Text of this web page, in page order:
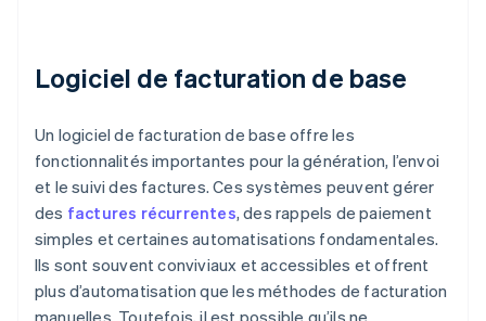
Logiciel de facturation de base
Un logiciel de facturation de base offre les
fonctionnalités importantes pour la génération, l’envoi
et le suivi des factures. Ces systèmes peuvent gérer
des factures récurrentes, des rappels de paiement
simples et certaines automatisations fondamentales.
Ils sont souvent conviviaux et accessibles et offrent
plus d’automatisation que les méthodes de facturation